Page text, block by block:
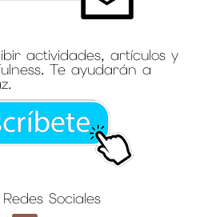
actividades, artículos y
Te ayudarán a
Sociales